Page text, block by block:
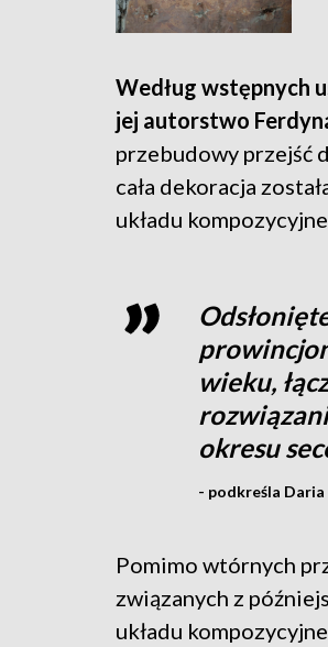
Według wstępnych
jej autorstwo
przebudowy przejść
cała dekoracja
układu
wieku,
okresu
- podkreśla Daria
Pomimo wtórnych
związanych z
układu